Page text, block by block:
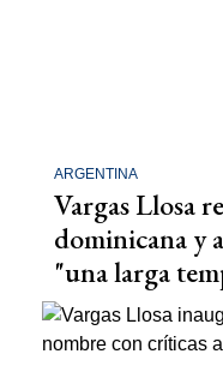
ARGENTINA
Vargas Llosa
dominicana y
"una larga